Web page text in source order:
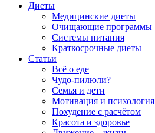
Диеты
Медицинские диеты
Очищающие программы
Системы питания
Краткосрочные диеты
Статьи
Всё о еде
Чудо-пилюли?
Семья и дети
Мотивация и психология
Похудение с расчётом
Красота и здоровье